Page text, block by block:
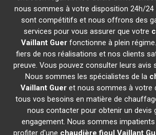
nous sommes à votre disposition 24h/
sont compétitifs et nous offrons des
services pour vous assurer que votre
Vaillant Guerfonctionne à plein
fiers de nos réalisations et nos clients
preuve. Vous pouvez consulter leurs avis
Nous sommes les spécialistes de la
Vaillant Guer et nous sommes à votre
tous vos besoins en matière de
nous contacter pour obtenir un devis
engagement. Nous sommes
profiter d'une chaudière fioul Vaillant